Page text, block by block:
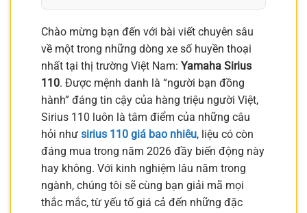
Chào mừng bạn đến với bài viết chuyên sâu
về một trong những dòng xe số huyền thoại
nhất tại thị trường Việt Nam: Yamaha Sirius
110. Được mệnh danh là “người bạn đồng
hành” đáng tin cậy của hàng triệu người Việt,
Sirius 110 luôn là tâm điểm của những câu
hỏi như sirius 110 giá bao nhiêu, liệu có còn
đáng mua trong năm 2026 đầy biến động này
hay không. Với kinh nghiệm lâu năm trong
ngành, chúng tôi sẽ cùng bạn giải mã mọi
thắc mắc, từ yếu tố giá cả đến những đặc